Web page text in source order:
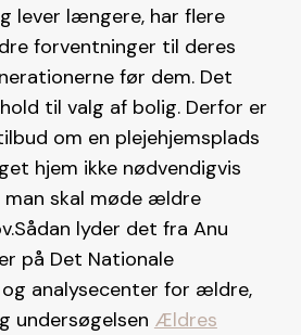
lever længere, har flere
forventninger til deres
før dem. Det
til valg af bolig. Derfor er
om en plejehjemsplads
hjem ikke nødvendigvis
skal møde ældre
lyder det fra Anu
på Det Nationale
analysecenter for ældre,
undersøgelsen Ældres